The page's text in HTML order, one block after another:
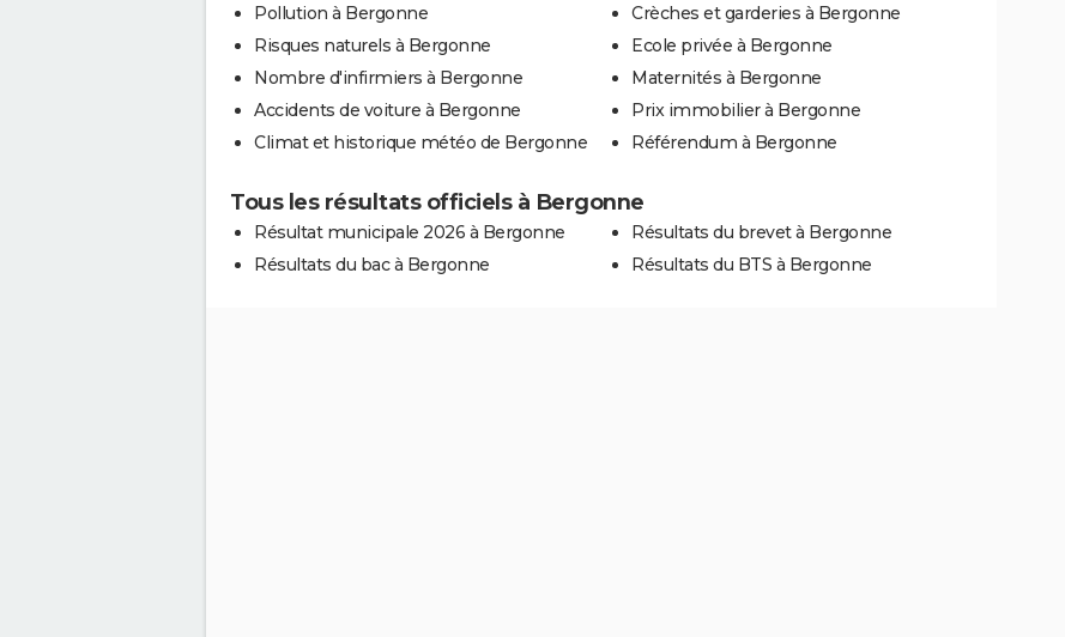
Pollution à Bergonne
Risques naturels à Bergonne
Nombre d'infirmiers à Bergonne
Accidents de voiture à Bergonne
Climat et historique météo de Bergonne
Crèches et garderies à Bergonne
Ecole privée à Bergonne
Maternités à Bergonne
Prix immobilier à Bergonne
Référendum à Bergonne
Tous les résultats officiels à Bergonne
Résultat municipale 2026 à Bergonne
Résultats du bac à Bergonne
Résultats du brevet à Bergonne
Résultats du BTS à Bergonne